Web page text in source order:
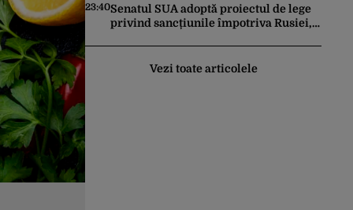
unui guvern cu puteri depline,
principala vulnerabilitate din raport
23:40Senatul SUA adoptă proiectul de lege
privind sancțiunile împotriva Rusiei,
Vezi toate articolele